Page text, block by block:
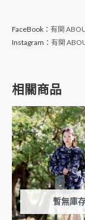
FaceBook： 有関
Instagram： 有関
相關商品
暫無庫